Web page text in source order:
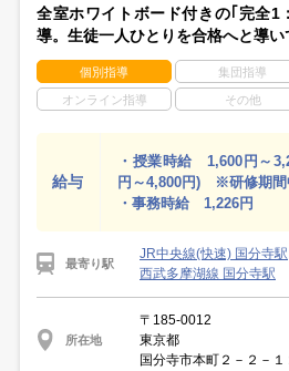
全室ホワイトボード付きの｢完全1
導。生徒一人ひとりを合格へと導い
個別指導 集団指導
オンライン指導 その他
給与
・授業時給 1,600円～
円～4,800円) ※研修期間
・事務時給 1,226円
最寄り駅
JR中央線(快速) 国分寺駅
西武多摩湖線 国分寺駅
所在地
〒185-0012
東京都
国分寺市本町２－２－